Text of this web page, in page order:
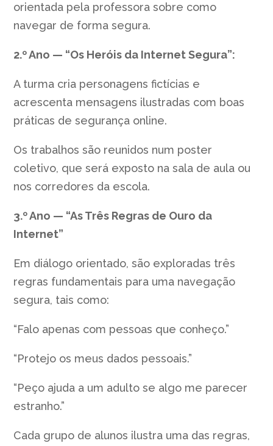
orientada pela professora sobre como
navegar de forma segura.
2.º Ano — “Os Heróis da Internet Segura”:
A turma cria personagens fictícias e
acrescenta mensagens ilustradas com boas
práticas de segurança online.
Os trabalhos são reunidos num poster
coletivo, que será exposto na sala de aula ou
nos corredores da escola.
3.º Ano — “As Três Regras de Ouro da
Internet”
Em diálogo orientado, são exploradas três
regras fundamentais para uma navegação
segura, tais como:
“Falo apenas com pessoas que conheço.”
“Protejo os meus dados pessoais.”
“Peço ajuda a um adulto se algo me parecer
estranho.”
Cada grupo de alunos ilustra uma das regras,